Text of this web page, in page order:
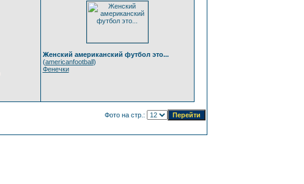
Женский американский футбол это...
(americanfootball)
Фенечки
Фото на стр.: